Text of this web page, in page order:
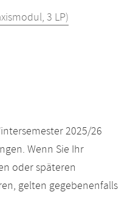
3 LP)
2025/26
Wenn Sie Ihr
oder späteren
gelten gegebenenfalls